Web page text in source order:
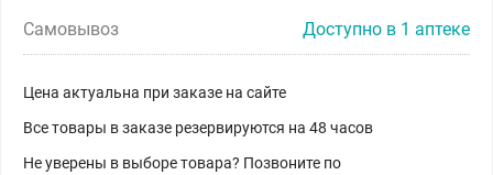
Самовывоз Доступно в 1 аптеке
Цена актуальна при заказе на сайте
Все товары в заказе резервируются на 48 часов
Не уверены в выборе товара? Позвоните по